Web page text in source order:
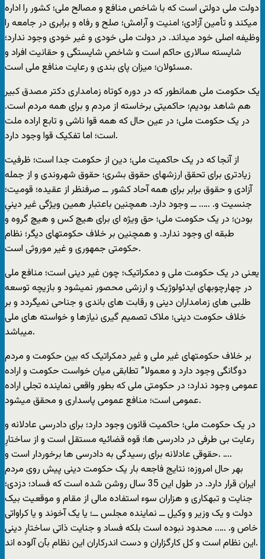
دولت ملی دولتی است که با شاخص منافع و مصالح ملی؛ کشور را اداره
میکند و تأمین آزادی؛ امنیت و آرامش؛ صلح و رفاه و برابری در جامعه را
وظیفه اصلی خود میداند. در دولت ملی خودی و غیر خودی وجود ندارد؛
شایسته سالاری حاکم است و شاخصِ شایستگی و حقانیت افراد و
مسئولان؛ میزان پای بندی و رعایت منافع ملی است.
یک حکومت ملی همانطور که در دوره کوتاه زمامداری دکتر مصدق کبیر
هم شاهد بودیم؛ حاکمیتی برخاسته از مردم و برای همه مردم است.
در یک حکومت ملی؛ در عین حال که همه قوا ناشی و تابع اراده ملت
است؛ اما تفکیک قوا وجود دارد.
از آنجا که در یک حاکمیت ملی؛ دین از حکومت جدا است؛ ظرفیت
زیادتری برای تحقق ارزشهای حقوق بشری؛ حقوق شهروندی و از جمله
آزادی و حقوق برابر برای همه آحاد کشور ــ صرفنظر از عقیده؛ قومیت؛
جنسیت و. ….. ــ وجود دارد. همچنین باعتبار همین ویژگی غیر دینیِ
بودن؛ در یک حکومت ملی؛ حق ویژه ای برای هیچ کس و هیچ گروه و
طبقه ای وجود ندارد. و همچنین بر خلاف حکومتهای دیگر؛ نظام
حکومتی جمهوری و غیر موروثی است.
یعنی در یک حکومت ملی و دمکراتیک؛ چون غیر دینی است؛ منافع ملی
در چهارچوبهای ایدئولوژیک و ارزشی محصور نمیشود و بازیچه توسعه
طلبی های زمامداران دینی و رقابت های باندی و جناحی نمیگردد و بر
خلاف حکومت دینی؛ ملاک تصمیم گیری نیازها و خواسته های ملی
میباشد.
بر خلاف حکومتهای غیر ملی و غیر دمکراتیک که بین حکومت و مردم
دوگانگی وجود دارد و معمولا” تطابقی میان خواست حکومت و اراده
عمومی وجود ندارد؛ در حکومتی ملی که بطور واقعی نماینده تجلی اراده
عمومی است؛ منافع عمومی پاسداری و محقق میشود.
در یک حکومت ملی؛ حاکمیت قانون وجود دارد؛ برای دادرسی عادلانه و
رعایت بی طرفی در دادرسی ها؛ قوه قضائیه مستقل است و از ساختارِ
حقوقی عادلانه برای رسیدگی به دادرسی ها برخوردار است و. ….
بهر حال امروزه؛ نتایج فاجعه بار یک حکومت دینی پیش روی مردم
ایران قرار دارد. در طول این 35 سال روشن شده است که فساد؛ دزدی؛
جنایت و تبهکاری و هزاران سوء استفاده مالی از مقام و موقعیت بیک
دولت و یک وزیر و وکیل ــ نماینده مجلس ــ؛ یا یک آخوند و یا کراواتی
خاص و. ….. محدود نبوده است بلکه فساد و جنایت ذاتی ساختارِ دینی
این نظام است و کل کارگزاران و دست اندرکاران این نظام بآن آلوده اند.